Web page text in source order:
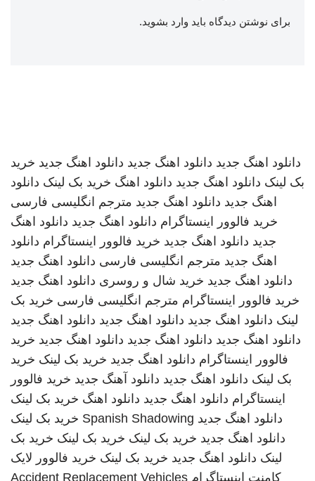
برای نوشتن دیدگاه باید وارد بشوید.
دانلود اهنگ جدید دانلود اهنگ جدید دانلود اهنگ جدید خرید
بک لینک دانلود اهنگ جدید دانلود اهنگ خرید بک لینک دانلود
اهنگ جدید دانلود اهنگ جدید مترجم انگلیسی فارسی
خرید فالوور اینستاگرام دانلود اهنگ جدید دانلود اهنگ
جدید دانلود اهنگ جدید خرید فالوور اینستاگرام دانلود
اهنگ جدید مترجم انگلیسی فارسی دانلود اهنگ جدید
دانلود اهنگ جدید خرید شال و روسری دانلود اهنگ جدید
خرید فالوور اینستاگرام مترجم انگلیسی فارسی خرید بک
لینک دانلود اهنگ جدید دانلود اهنگ جدید دانلود اهنگ جدید
دانلود اهنگ جدید دانلود اهنگ جدید دانلود اهنگ جدید خرید
فالوور اینستاگرام دانلود اهنگ جدید خرید بک لینک خرید
بک لینک دانلود اهنگ جدید دانلود آهنگ جدید خرید فالوور
اینستاگرام دانلود اهنگ جدید دانلود اهنگ خرید بک لینک
دانلود اهنگ جدید Spanish Shadowing خرید بک لینک
دانلود اهنگ جدید خرید بک لینک خرید بک لینک خرید بک
لینک دانلود اهنگ جدید خرید بک لینک خرید فالوور لایک
کامنت اینستاگرام Accident Replacement Vehicles